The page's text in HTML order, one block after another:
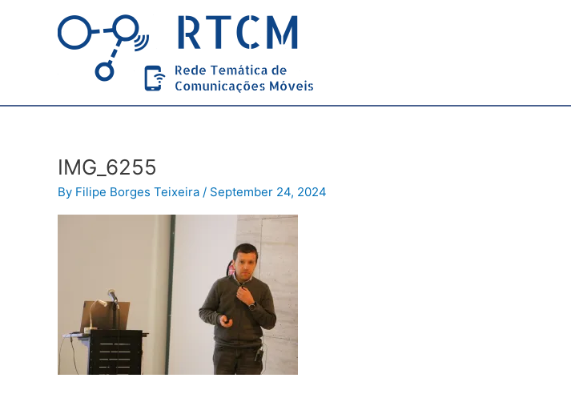
IMG_6255
By Filipe Borges Teixeira / September 24, 2024